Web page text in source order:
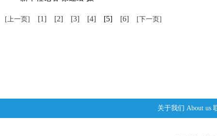
[上一页] [1] [2] [3] [4] [5] [6] [下一页]
关于我们 About us